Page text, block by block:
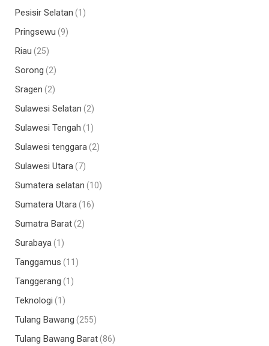
Pesisir Selatan (1)
Pringsewu (9)
Riau (25)
Sorong (2)
Sragen (2)
Sulawesi Selatan (2)
Sulawesi Tengah (1)
Sulawesi tenggara(2)
Sulawesi Utara(7)
Sumatera selatan (10)
Sumatera Utara(16)
Sumatra Barat(2)
Surabaya(1)
Tanggamus (11)
Tanggerang (1)
Teknologi (1)
Tulang Bawang (255)
Tulang Bawang Barat(86)